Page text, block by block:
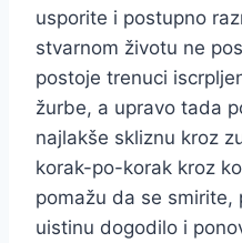
usporite i postupno
stvarnom životu ne
postoje trenuci
žurbe, a upravo tada
najlakše skliznu kroz
korak-po-korak kroz
pomažu da se smirite,
uistinu dogodilo i